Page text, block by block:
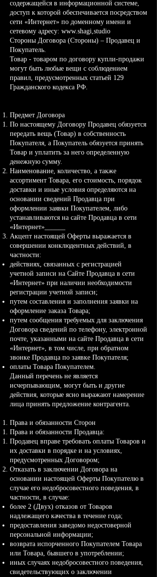
содержащейся в информационной системе,
доступ к которой обеспечивается посредством
сети «Интернет» по доменному имени и
сетевому адресу: www.shagi,studio
Стороны Договора (Стороны) – Продавец и
Покупатель.
Товар - товаром по договору купли-продажи
могут быть любые вещи с соблюдением
правил, предусмотренных статьей 129
Гражданского кодекса РФ.
Предмет Договора
По настоящему Договору Продавец обязуется
передать вещь (Товар) в собственность
Покупателя, а Покупатель обязуется принять
Товар и уплатить за него определенную
денежную сумму.
Наименование, количество, а также
ассортимент Товара, его стоимость, порядок
доставки и иные условия определяются на
основании сведений Продавца при
оформлении заявки Покупателем, либо
устанавливаются на сайте Продавца в сети
«Интернет»______
Акцепт настоящей Оферты выражается в
совершении конклюдентных действий, в
частности:
действиях, связанных с регистрацией
учетной записи на Сайте Продавца в сети
«Интернет» при наличии необходимости
регистрации учетной записи;
путем составления и заполнения заявки на
оформление заказа Товара;
путем сообщения требуемых для заключения
Договора сведений по телефону, электронной
почте, указанными на сайте Продавца в сети
«Интернет», в том числе, при обратном
звонке Продавца по заявке Покупателя;
оплаты Товара Покупателем.
Данный перечень не является
исчерпывающим, могут быть и другие
действия, которые ясно выражают намерение
лица принять предложение контрагента.
Права и обязанности Сторон
Права и обязанности Продавца:
Продавец вправе требовать оплаты Товаров и
их доставки в порядке и на условиях,
предусмотренных Договором;
Отказать в заключении Договора на
основании настоящей Оферты Покупателю в
случае его недобросовестного поведения, в
частности, в случае:
более 2 (Двух) отказов от Товаров
надлежащего качества в течение года;
предоставления заведомо недостоверной
персональной информации;
возврата испорченного Покупателем Товара
или Товара, бывшего в употреблении;
иных случаях недобросовестного поведения,
свидетельствующих о заключении